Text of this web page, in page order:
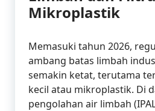
Mikroplastik
Memasuki tahun 2026,
ambang batas limbah
semakin ketat, terutama
kecil atau mikroplastik. Di
pengolahan air limbah